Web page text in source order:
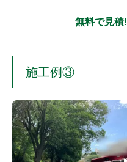
無料で見積!
施工例③